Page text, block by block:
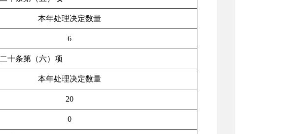
本年处理决定数量
6
十条第（六）项
本年处理决定数量
20
0